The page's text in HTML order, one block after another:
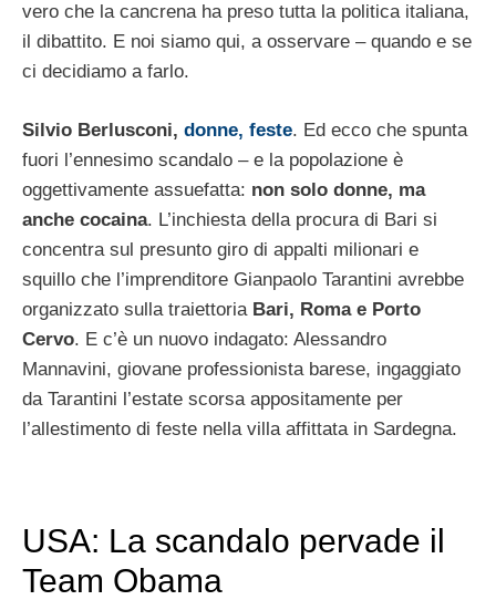
vero che la cancrena ha preso tutta la politica italiana,
il dibattito. E noi siamo qui, a osservare – quando e se
ci decidiamo a farlo.
Silvio Berlusconi, donne, feste. Ed ecco che spunta
fuori l’ennesimo scandalo – e la popolazione è
oggettivamente assuefatta: non solo donne, ma
anche cocaina. L’inchiesta della procura di Bari si
concentra sul presunto giro di appalti milionari e
squillo che l’imprenditore Gianpaolo Tarantini avrebbe
organizzato sulla traiettoria Bari, Roma e Porto
Cervo. E c’è un nuovo indagato: Alessandro
Mannavini, giovane professionista barese, ingaggiato
da Tarantini l’estate scorsa appositamente per
l’allestimento di feste nella villa affittata in Sardegna.
USA: La scandalo pervade il
Team Obama